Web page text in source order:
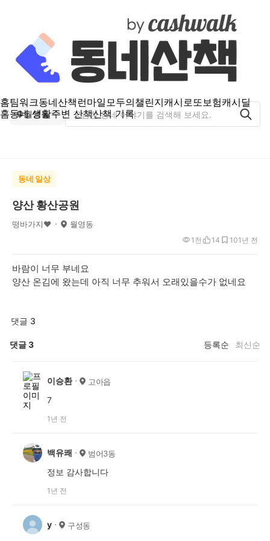
홈팀워크동네산책런마일모두의챌린지캐시로또보험캐시딜
홈동네 생활주변 산책산책 기록
월영동
동네 일상
양산 황산공원
떵바가지♥ 월영동
1년 전
1천 14 10
바람이 너무 부네요
양산 온김에 왔는데 아직 너무 추워서 오래있을수가 없네요
댓글 3
댓글3 등록순 최신순
이승환 고아읍
7
1년 전
백유쾌 범어3동
정보 감사합니다
1년 전
y 구성동